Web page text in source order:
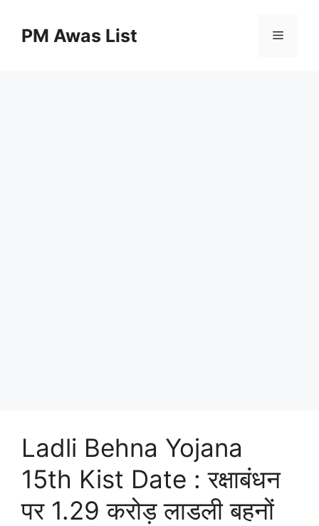
PM Awas List Menu
Ladli Behna Yojana
15th Kist Date : रक्षाबंधन
पर 1.29 करोड़ लाडली बहनों